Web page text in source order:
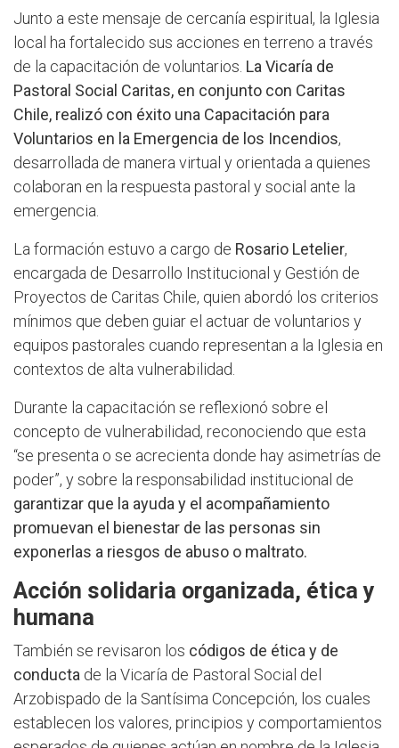
Junto a este mensaje de cercanía espiritual, la Iglesia
local ha fortalecido sus acciones en terreno a través
de la capacitación de voluntarios. La Vicaría de
Pastoral Social Caritas, en conjunto con Caritas
Chile, realizó con éxito una Capacitación para
Voluntarios en la Emergencia de los Incendios,
desarrollada de manera virtual y orientada a quienes
colaboran en la respuesta pastoral y social ante la
emergencia.
La formación estuvo a cargo de Rosario Letelier,
encargada de Desarrollo Institucional y Gestión de
Proyectos de Caritas Chile, quien abordó los criterios
mínimos que deben guiar el actuar de voluntarios y
equipos pastorales cuando representan a la Iglesia en
contextos de alta vulnerabilidad.
Durante la capacitación se reflexionó sobre el
concepto de vulnerabilidad, reconociendo que esta
“se presenta o se acrecienta donde hay asimetrías de
poder”, y sobre la responsabilidad institucional de
garantizar que la ayuda y el acompañamiento
promuevan el bienestar de las personas sin
exponerlas a riesgos de abuso o maltrato.
Acción solidaria organizada, ética y
humana
También se revisaron los códigos de ética y de
conducta de la Vicaría de Pastoral Social del
Arzobispado de la Santísima Concepción, los cuales
establecen los valores, principios y comportamientos